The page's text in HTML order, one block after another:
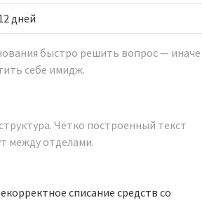
дней
быстро решить вопрос — иначе
себе имидж.
Чётко построенный текст
между отделами.
списание средств со